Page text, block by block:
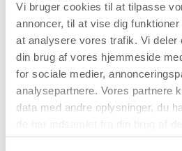
Vi bruger cookies til at tilpasse
annoncer, til at vise dig
at analysere vores trafik. Vi deler
din brug af vores hjemmeside
for sociale medier,
analysepartnere. Vores partnere
data med andre oplysninger, du
Læg i
Din